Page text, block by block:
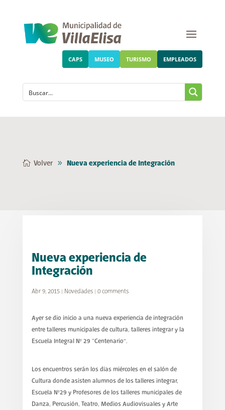
CAPS MUSEO TURISMO EMPLEADOS
Volver Nueva experiencia de Integración
Nueva experiencia de
Integración
Abr 9, 2015| Novedades| 0 comments
Ayer se dio inicio a una nueva experiencia de integración
entre talleres municipales de cultura, talleres integrar y la
Escuela Integral N° 29 “Centenario”.
Los encuentros serán los días miércoles en el salón de
Cultura donde asisten alumnos de los talleres integrar,
Escuela N°29 y Profesores de los talleres municipales de
Danza, Percusión, Teatro, Medios Audiovisuales y Arte